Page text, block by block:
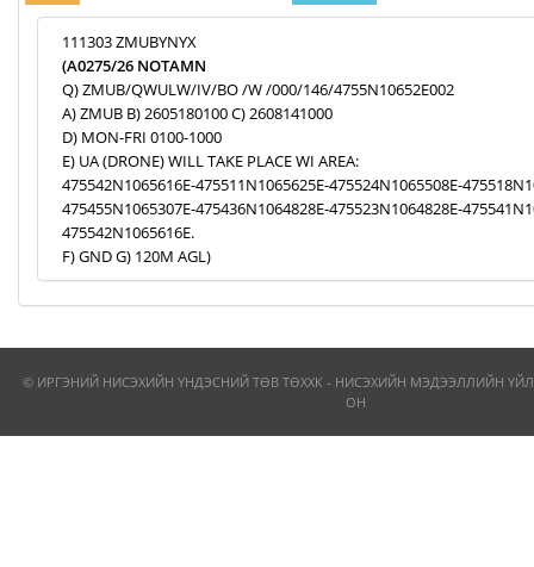
111303 ZMUBYNYX
(A0275/26 NOTAMN
Q) ZMUB/QWULW/IV/BO /W /000/146/4755N10652E002
A) ZMUB B) 2605180100 C) 2608141000
D) MON-FRI 0100-1000
E) UA (DRONE) WILL TAKE PLACE WI AREA:
475542N1065616E-475511N1065625E-475524N1065508E-
475455N1065307E-475436N1064828E-475523N1064828E-
475542N1065616E.
F) GND G) 120M AGL)
© ИРГЭНИЙ НИСЭХИЙН ҮНДЭСНИЙ ТӨВ ТӨХХК - НИСЭХИЙН МЭДЭЭЛЛИЙН
ОН